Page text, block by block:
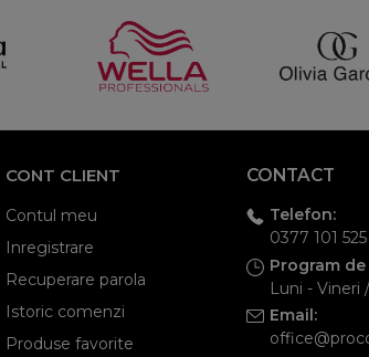
CONT CLIENT
Contul meu
Inregistrare
Recuperare parola
Istoric comenzi
Produse favorite
CONTACT
Telefon:
0377 101 525
Program
Luni - Vineri
Email: